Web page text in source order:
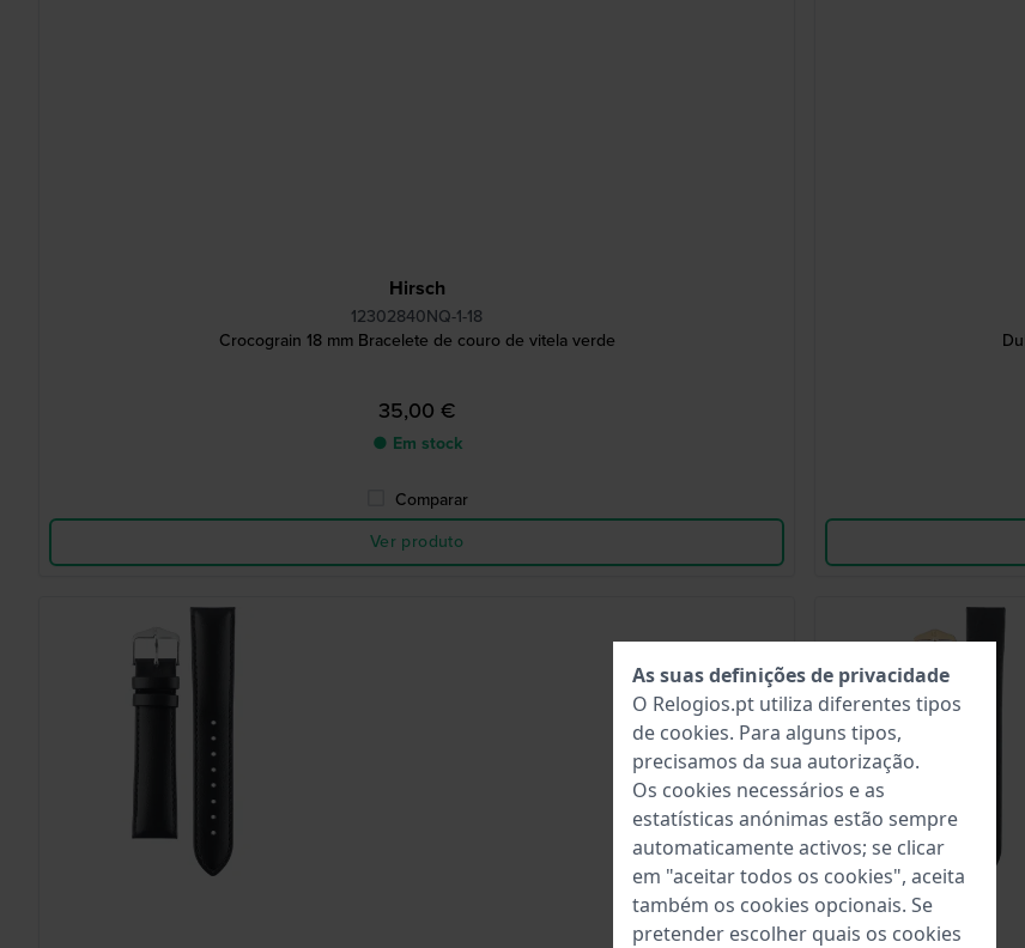
Hirsch
12302840NQ-1-18
Crocograin 18 mm Bracelete de couro de vitela verde
35,00 €
● Em stock
Comparar
Ver produto
As suas definições de privacidade
O Relogios.pt utiliza diferentes tipos
de cookies. Para alguns tipos,
precisamos da sua autorização.
Os cookies necessários e as
estatísticas anónimas estão sempre
automaticamente activos; se clicar
em "aceitar todos os cookies", aceita
também os cookies opcionais. Se
pretender escolher quais os cookies